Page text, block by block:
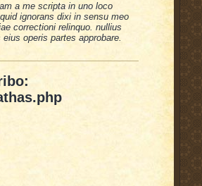
a me scripta in uno loco
ignorans dixi in sensu meo
correctioni relinquo. nullius
operis partes approbare.